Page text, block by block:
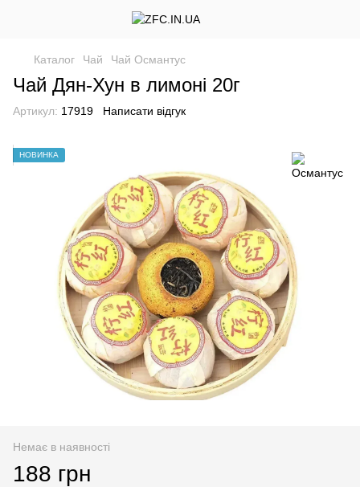
Каталог Чай Чай Османтус
Чай Дян-Хун в лимоні 20г
Артикул: 17919 Написати відгук
НОВИНКА
Немає в наявності
188 грн